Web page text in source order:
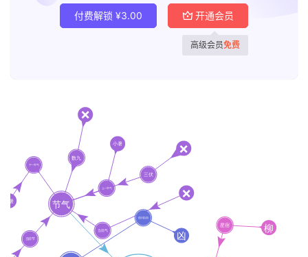
付费解锁 ¥3.00 开通会员
高级会员免费